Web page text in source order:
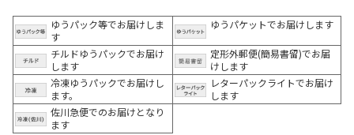
ゆうパック等でお届けしま
す
ゆうパケットでお届けします
チルドゆうパックでお届け
します
定形外郵便(簡易書留)でお届
けします
冷凍ゆうパックでお届けし
ます。
レターパックライトでお届け
します
佐川急便でのお届けとなり
ます